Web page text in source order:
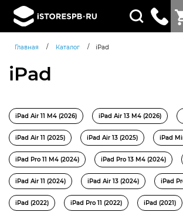
Поиск
товаров
Главная / Каталог / iPad
iPad
iPad Air 11 M4 (2026) iPad Air 13 M4 (2026)
iPad Air 11 (2025) iPad Air 13 (2025) iPad
iPad Pro 11 M4 (2024) iPad Pro 13 M4 (2024)
iPad Air 11 (2024) iPad Air 13 (2024) iPad
iPad (2022) iPad Pro 11 (2022) iPad (2021)